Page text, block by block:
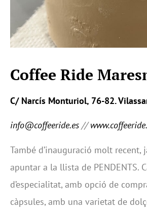
Coffee Ride
C/ Narcís Monturiol, 76-82.
info@coffeeride.es //
També d’inauguració molt recent,
apuntar a la llista de PENDENTS.
d’especialitat, amb opció de
càpsules, amb una varietat de